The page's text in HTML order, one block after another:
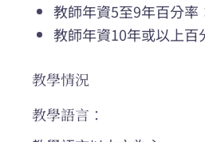
教師年資5至9年百分率
教師年資10年或以上百
教學情況
教學語言：